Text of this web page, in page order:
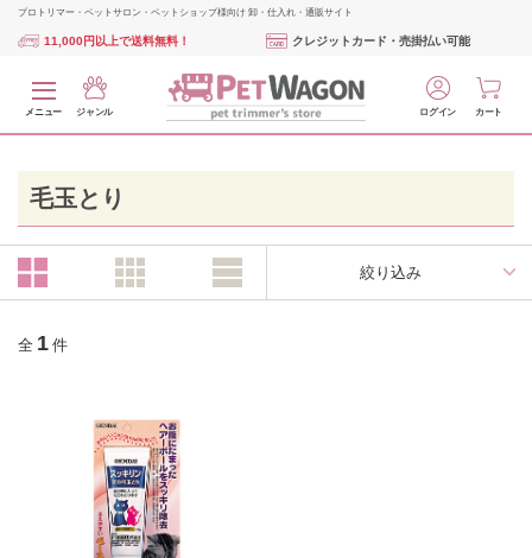
プロトリマー・ペットサロン・ペットショップ様向け 卸・仕入れ・通販サイト
11,000円以上で送料無料！ クレジットカード・売掛払い可能
メニュー ジャンル ログイン カート
毛玉とり
絞り込み
全 1 件